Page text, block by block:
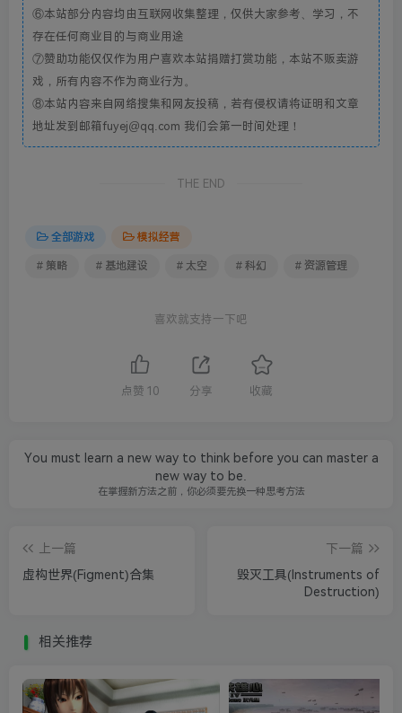
⑥本站部分内容均由互联网收集整理，仅供大家参考、学习，不
存在任何商业目的与商业用途
⑦赞助功能仅仅作为用户喜欢本站捐赠打赏功能，本站不贩卖游
戏，所有内容不作为商业行为。
⑧本站内容来自网络搜集和网友投稿，若有侵权请将证明和文章
地址发到邮箱fuyej@qq.com 我们会第一时间处理！
THE END
全部游戏 模拟经营
# 策略 # 基地建设 # 太空 # 科幻 # 资源管理
喜欢就支持一下吧
点赞 10 分享 收藏
You must learn a new way to think before you can master a
new way to be.
在掌握新方法之前，你必须要先换一种思考方法
上一篇
虚构世界(Figment)合集
下一篇
毁灭工具(Instruments of
Destruction)
相关推荐